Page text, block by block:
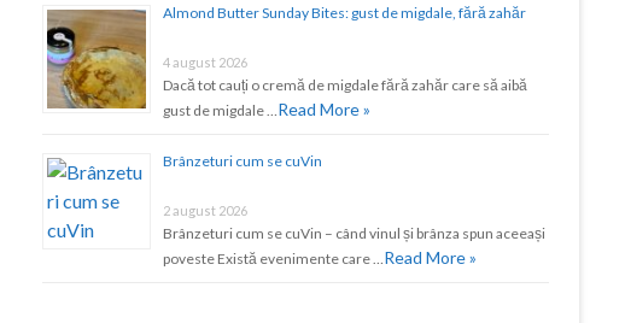
Almond Butter Sunday Bites: gust de migdale, fără zahăr
4 august 2026
Dacă tot cauți o cremă de migdale fără zahăr care să aibă
gust de migdale …Read More »
Brânzeturi cum se cuVin
2 august 2026
Brânzeturi cum se cuVin – când vinul și brânza spun aceeași
poveste Există evenimente care …Read More »